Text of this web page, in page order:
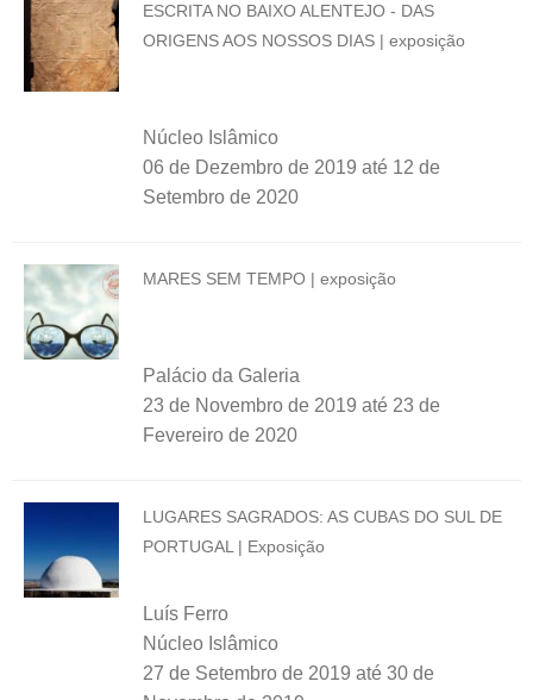
ESCRITA NO BAIXO ALENTEJO - DAS
ORIGENS AOS NOSSOS DIAS | exposição
Núcleo Islâmico
06 de Dezembro de 2019 até 12 de
Setembro de 2020
MARES SEM TEMPO | exposição
Palácio da Galeria
23 de Novembro de 2019 até 23 de
Fevereiro de 2020
LUGARES SAGRADOS: AS CUBAS DO SUL DE
PORTUGAL | Exposição
Luís Ferro
Núcleo Islâmico
27 de Setembro de 2019 até 30 de